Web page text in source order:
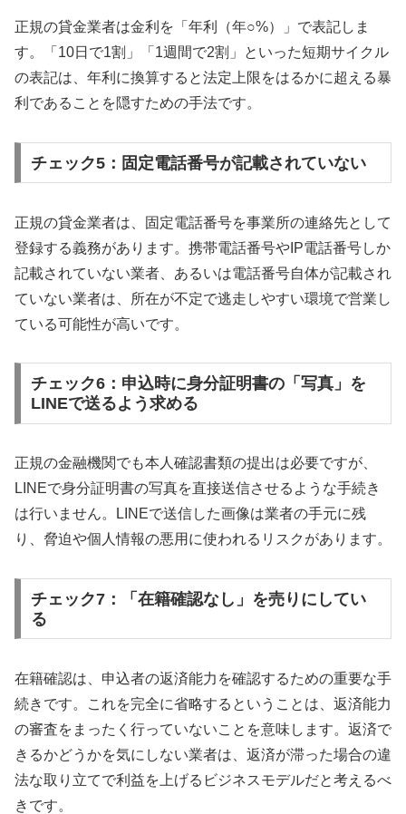
正規の貸金業者は金利を「年利（年○%）」で表記しま
す。「10日で1割」「1週間で2割」といった短期サイクル
の表記は、年利に換算すると法定上限をはるかに超える暴
利であることを隠すための手法です。
チェック5：固定電話番号が記載されていない
正規の貸金業者は、固定電話番号を事業所の連絡先として
登録する義務があります。携帯電話番号やIP電話番号しか
記載されていない業者、あるいは電話番号自体が記載され
ていない業者は、所在が不定で逃走しやすい環境で営業し
ている可能性が高いです。
チェック6：申込時に身分証明書の「写真」を
LINEで送るよう求める
正規の金融機関でも本人確認書類の提出は必要ですが、
LINEで身分証明書の写真を直接送信させるような手続き
は行いません。LINEで送信した画像は業者の手元に残
り、脅迫や個人情報の悪用に使われるリスクがあります。
チェック7：「在籍確認なし」を売りにしてい
る
在籍確認は、申込者の返済能力を確認するための重要な手
続きです。これを完全に省略するということは、返済能力
の審査をまったく行っていないことを意味します。返済で
きるかどうかを気にしない業者は、返済が滞った場合の違
法な取り立てで利益を上げるビジネスモデルだと考えるべ
きです。